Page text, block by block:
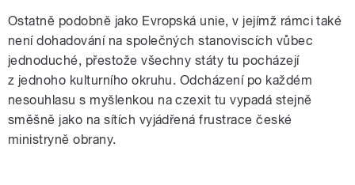
Ostatně podobně jako Evropská unie, v jejímž rámci také
není dohadování na společných stanoviscích vůbec
jednoduché, přestože všechny státy tu pocházejí
z jednoho kulturního okruhu. Odcházení po každém
nesouhlasu s myšlenkou na czexit tu vypadá stejně
směšně jako na sítích vyjádřená frustrace české
ministryně obrany.